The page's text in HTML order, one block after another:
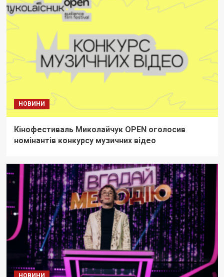
НОВИНИ
Кінофестиваль Миколайчук OPEN оголосив
номінантів конкурсу музичних відео